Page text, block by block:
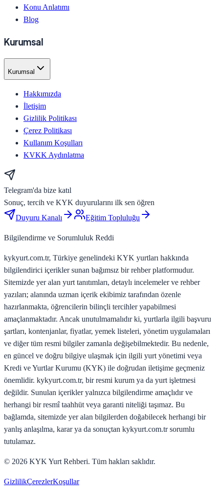
Konu Anlatımı
Blog
Kurumsal
Kurumsal
Hakkımızda
İletişim
Gizlilik Politikası
Çerez Politikası
Kullanım Koşulları
KVKK Aydınlatma
Telegram'da bize katıl
Sonuç, tercih ve KYK duyurularını ilk sen öğren
Duyuru Kanalı
Eğitim Topluluğu
Bilgilendirme ve Sorumluluk Reddi
kykyurt.com.tr, Türkiye genelindeki KYK yurtları hakkında
bilgilendirici içerikler sunan bağımsız bir rehber platformudur.
Sitemizde yer alan yurt tanıtımları, detaylı incelemeler ve rehber
yazıları; alanında uzman içerik ekibimiz tarafından özenle
hazırlanmakta, öğrencilerin bilinçli tercihler yapabilmesi
amaçlanmaktadır. Ancak unutulmamalıdır ki, yurtlarla ilgili başvuru
şartları, kontenjanlar, fiyatlar, yemek listeleri, yönetim uygulamaları
ve diğer tüm resmi bilgiler zamanla değişebilmektedir. Bu nedenle,
en güncel ve doğru bilgiye ulaşmak için ilgili yurt yönetimi veya
Kredi ve Yurtlar Kurumu (KYK) ile doğrudan iletişime geçmeniz
önemlidir. kykyurt.com.tr, bir resmi kurum ya da yurt işletmesi
değildir. Sunulan içerikler yalnızca bilgilendirme amaçlıdır ve
herhangi bir resmî taahhüt veya garanti niteliği taşımaz. Bu
bağlamda, sitemizde yer alan bilgilerden doğabilecek herhangi bir
yanlış anlaşılma, karar ya da sonuçtan kykyurt.com.tr sorumlu
tutulamaz.
© 2026 KYK Yurt Rehberi. Tüm hakları saklıdır.
GizlilikÇerezlerKoşullar